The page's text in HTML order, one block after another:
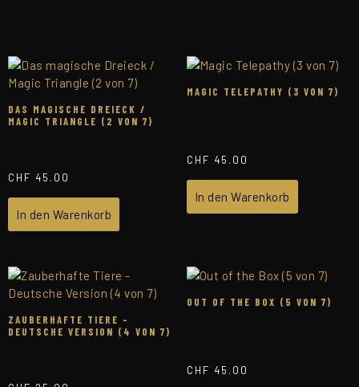
DAS MAGISCHE DREIECK /
MAGIC TRIANGLE (2 VON 7)
CHF 45.00
In den Warenkorb
MAGIC TELEPATHY (3 VON 7)
CHF 45.00
In den Warenkorb
ZAUBERHAFTE TIERE –
DEUTSCHE VERSION (4 VON 7)
OUT OF THE BOX (5 VON 7)
CHF 45.00